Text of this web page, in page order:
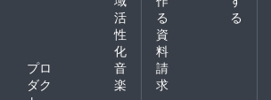
活
性
化
プロ
ダク
音
楽
る
る
資
料
請
求